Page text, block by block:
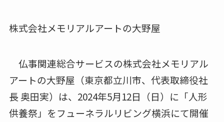
株式会社メモリアルアートの大野屋
仏事関連総合サービスの株式会社メモリアル
アートの大野屋（東京都立川市、代表取締役社
長 奥田実）は、2024年5月12日（日）に「人形
供養祭」をフューネラルリビング横浜にて開催